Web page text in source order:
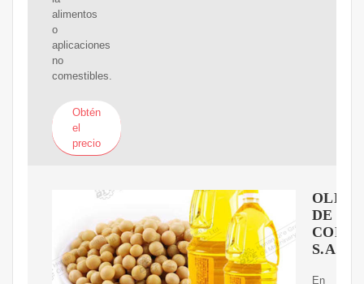
alimentos
o
aplicaciones
no
comestibles.
Obtén
el
precio
DE
S.A.S
En